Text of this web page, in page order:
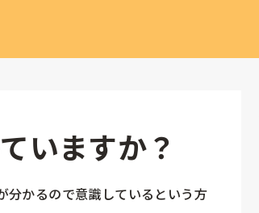
いますか？
分かるので意識しているという方